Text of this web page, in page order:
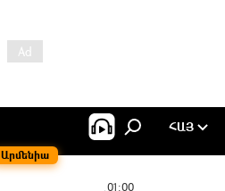
Արմենիա
ՀԱՅ
01:00